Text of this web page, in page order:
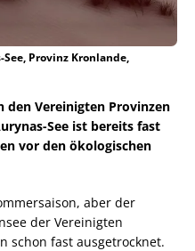
Provinz Kronlande,
Vereinigten Provinzen
See ist bereits fast
vor den ökologischen
aber der
der Vereinigten
schon fast ausgetrocknet.